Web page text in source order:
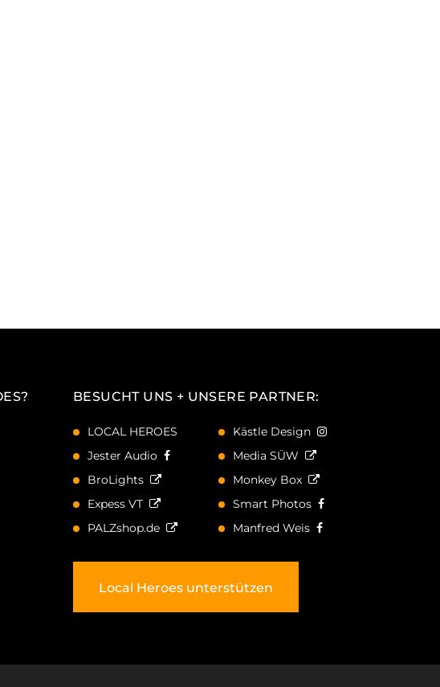
BESUCHT UNS + UNSERE PARTNER:
LOCAL HEROES
Jester Audio
BroLights
Expess VT
PALZshop.de
Kästle Design
Media SÜW
Monkey Box
Smart Photos
Manfred Weis
Local Heroes unterstützen